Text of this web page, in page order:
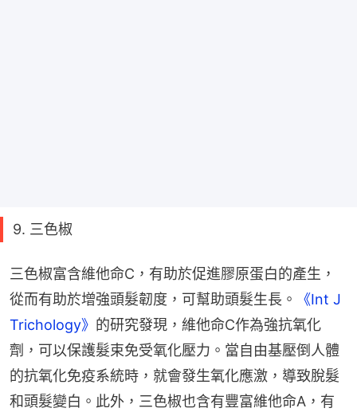
9. 三色椒
三色椒富含維他命C，有助於促進膠原蛋白的產生，
從而有助於增強頭髮韌度，可幫助頭髮生長。
《Int J
Trichology》 的研究發現，維他命C作為強抗氧化
劑，可以保護髮束免受氧化壓力。當自由基壓倒人體
的抗氧化免疫系統時，就會發生氧化應激，導致脫髮
和頭髮變白。此外，三色椒也含有豐富維他命A，有